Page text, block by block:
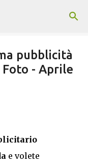
pubblicità
- Aprile
e volete